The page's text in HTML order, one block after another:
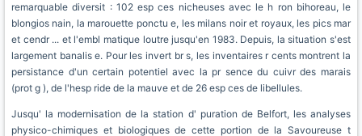
remarquable diversit : 102 esp ces nicheuses avec le h ron bihoreau, le
blongios nain, la marouette ponctu e, les milans noir et royaux, les pics mar
et cendr ... et l'embl matique loutre jusqu'en 1983. Depuis, la situation s'est
largement banalis e. Pour les invert br s, les inventaires r cents montrent la
persistance d'un certain potentiel avec la pr sence du cuivr des marais
(prot g ), de l'hesp ride de la mauve et de 26 esp ces de libellules.
Jusqu' la modernisation de la station d' puration de Belfort, les analyses
physico-chimiques et biologiques de cette portion de la Savoureuse t